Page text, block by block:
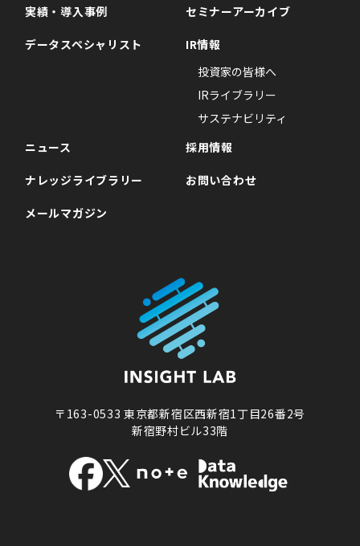
実績・導入事例 セミナーアーカイブ
データスペシャリスト
IR情報
投資家の皆様へ
IRライブラリー
サステナビリティ
ニュース
採用情報
ナレッジライブラリー お問い合わせ
メールマガジン
〒163-0533東京都新宿区西新宿1丁目26番2号
新宿野村ビル33階